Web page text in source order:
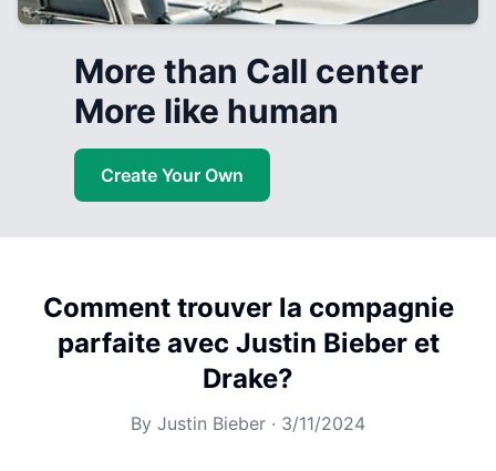
More than Call center
More like human
Create Your Own
Comment trouver la compagnie
parfaite avec Justin Bieber et
Drake?
By Justin Bieber · 3/11/2024